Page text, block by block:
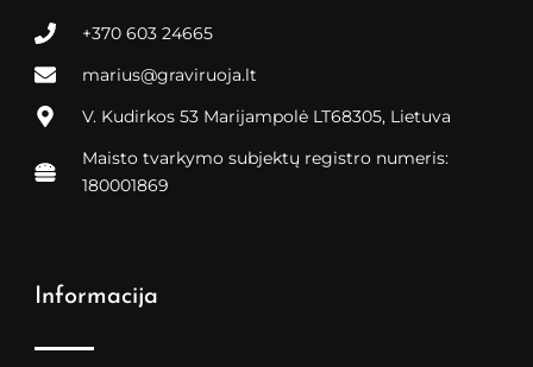
+370 603 24665
marius@graviruoja.lt
V. Kudirkos 53 Marijampolė LT68305, Lietuva
Maisto tvarkymo subjektų registro numeris:
180001869
Informacija